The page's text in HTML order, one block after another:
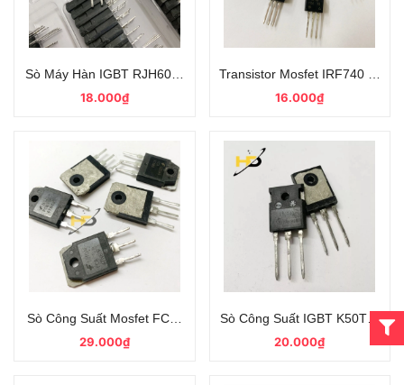
Sò Máy Hàn IGBT RJH60F5 80A 600V TO-247 Tháo Máy Chính
18.000₫
Transistor Mosfet IRF740 TO-
16.000₫
Sò Công Suất Mosfet FCA47N60 TO-3P 47A 600V Kênh N Tháo
29.000₫
Sò Công Suất IGBT K50T60
20.000₫